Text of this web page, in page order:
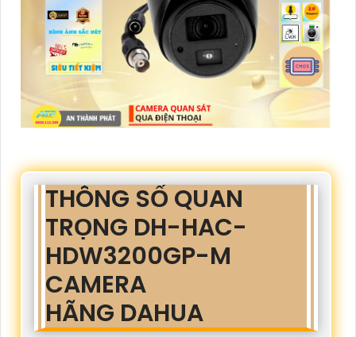
THÔNG SỐ QUAN
TRỌNG DH-HAC-
HDW3200GP-M
CAMERA
HÃNG DAHUA